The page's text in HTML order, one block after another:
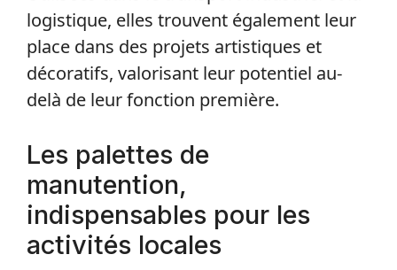
logistique, elles trouvent également leur
place dans des projets artistiques et
décoratifs, valorisant leur potentiel au-
delà de leur fonction première.
Les palettes de
manutention,
indispensables pour les
activités locales